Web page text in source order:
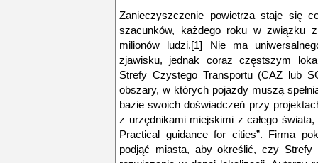
Zanieczyszczenie powietrza staje się
szacunków, każdego roku w związku
milionów ludzi.[1] Nie ma
zjawisku, jednak coraz częstszym
Strefy Czystego Transportu (CAZ lub
obszary, w których pojazdy muszą
bazie swoich doświadczeń przy
z urzędnikami miejskimi z całego świata,
Practical guidance for cities”. Firma
podjąć miasta, aby określić, czy Strefy